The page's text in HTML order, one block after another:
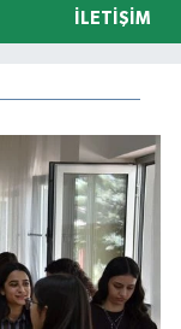
İLETIŞIM